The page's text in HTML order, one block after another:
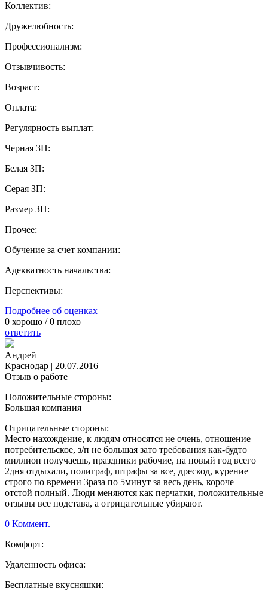
Коллектив:
Дружелюбность:
Профессионализм:
Отзывчивость:
Возраст:
Оплата:
Регулярность выплат:
Черная ЗП:
Белая ЗП:
Серая ЗП:
Размер ЗП:
Прочее:
Обучение за счет компании:
Адекватность начальства:
Перспективы:
Подробнее об оценках
0 хорошо /0 плохо
ответить
Андрей
Краснодар | 20.07.2016
Отзыв о работе
Положительные стороны:
Большая компания
Отрицательные стороны:
Место нахождение, к людям относятся не очень, отношение
потребительское, з/п не большая зато требования как-будто
миллион получаешь, праздники рабочие, на новый год всего
2дня отдыхали, полиграф, штрафы за все, дрескод, курение
строго по времени 3раза по 5минут за весь день, короче
отстой полный. Люди меняются как перчатки, положительные
отзывы все подстава, а отрицательные убирают.
0 Коммент.
Комфорт:
Удаленность офиса:
Бесплатные вкусняшки: